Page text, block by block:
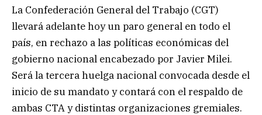
La Confederación General del Trabajo (CGT)
llevará adelante hoy un paro general en todo el
país, en rechazo a las políticas económicas del
gobierno nacional encabezado por Javier Milei.
Será la tercera huelga nacional convocada desde el
inicio de su mandato y contará con el respaldo de
ambas CTA y distintas organizaciones gremiales.